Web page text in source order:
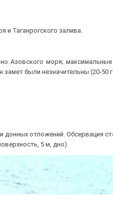
Таганрогского залива.
Азовского моря;
были незначительны (20-50
отложений. Обсервация
5 м, дно).